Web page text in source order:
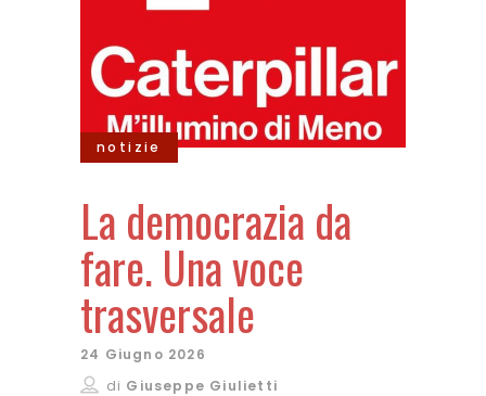
notizie
La democrazia da
fare. Una voce
trasversale
24 Giugno 2026
di Giuseppe Giulietti